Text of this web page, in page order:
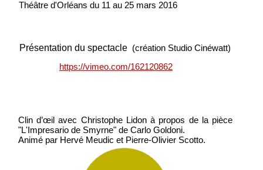
Théâtre d'Orléans du 11 au 25 mars 2016
Clin d’œil avec Christophe Lidon à propos de la pièce
"L'Impresario de Smyrne" de Carlo Goldoni.
Animé par Hervé Meudic et Pierre-Olivier Scotto.
Présentation du spectacle (création Studio Cinéwatt)
https://vimeo.com/162120862